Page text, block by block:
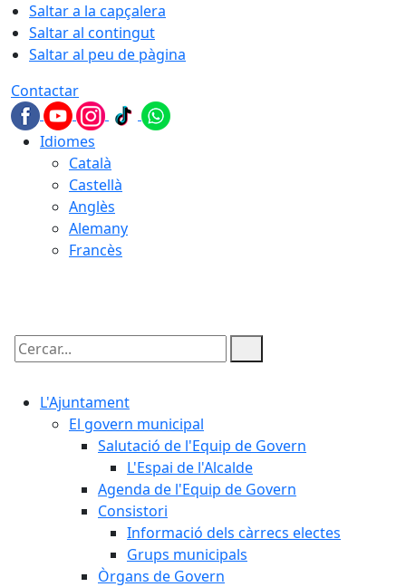
Saltar a la capçalera
Saltar al contingut
Saltar al peu de pàgina
Contactar
Idiomes
Català
Castellà
Anglès
Alemany
Francès
Cercar:
L'Ajuntament
El govern municipal
Salutació de l'Equip de Govern
L'Espai de l'Alcalde
Agenda de l'Equip de Govern
Consistori
Informació dels càrrecs electes
Grups municipals
Òrgans de Govern